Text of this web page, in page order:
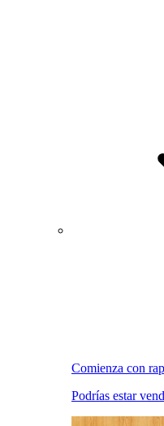
Comienza con
Podrías estar